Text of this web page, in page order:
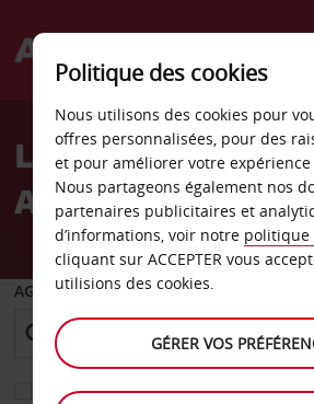
Welcome
AvisLocation de
Aéroport de Dar
AGENCE DE DÉPART
Sélectionnez une autre agence de
Politique des cookies
Nous utilisons des cookies pour
offres personnalisées, pour des
et pour améliorer votre
Nous partageons également nos
partenaires publicitaires et
d’informations, voir notre politique
cliquant sur ACCEPTER vous
utilisions des cookies.
GÉRER VOS